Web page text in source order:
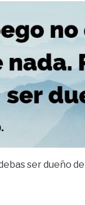
ser dueño